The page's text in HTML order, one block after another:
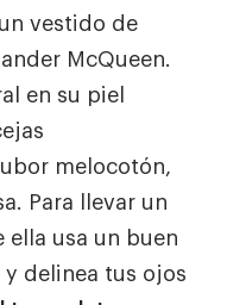
vestido de
McQueen.
en su piel
melocotón,
Para llevar un
ella usa un buen
y delinea tus ojos